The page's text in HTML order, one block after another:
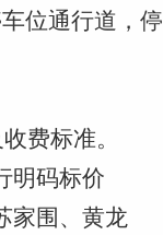
位通行道，停
费标准。
明码标价
家围、黄龙